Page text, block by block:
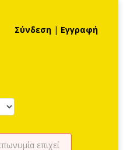
Σύνδεση | Εγγραφή